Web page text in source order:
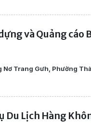
và Quảng cáo
Nơ Trang Gưh, Phường
Du Lịch Hàng